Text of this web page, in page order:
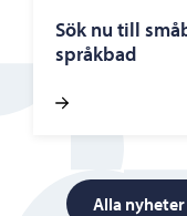
Sök nu till
språkbad
Alla